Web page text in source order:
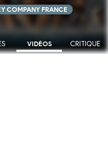
COMPANY FRANCE
VIDÉOS CRITIQUE